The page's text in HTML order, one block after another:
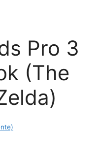
Pro 3
(The